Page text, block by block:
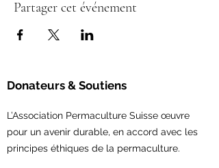
Partager cet événement
Donateurs & Soutiens
L’Association Permaculture Suisse œuvre
pour un avenir durable, en accord avec les
principes éthiques de la permaculture.